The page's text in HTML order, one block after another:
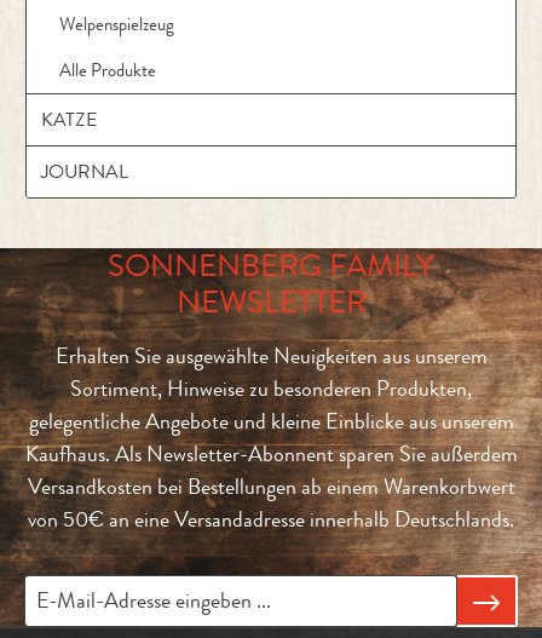
Welpenspielzeug
Alle Produkte
KATZE
JOURNAL
SONNENBERG FAMILY
NEWSLETTER
Erhalten Sie ausgewählte Neuigkeiten aus unserem
Sortiment, Hinweise zu besonderen Produkten,
gelegentliche Angebote und kleine Einblicke aus unserem
Kaufhaus. Als Newsletter-Abonnent sparen Sie außerdem
Versandkosten bei Bestellungen ab einem Warenkorbwert
von 50€ an eine Versandadresse innerhalb Deutschlands.